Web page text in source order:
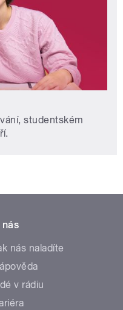
studentském
nás
nás naladíte
v rádiu